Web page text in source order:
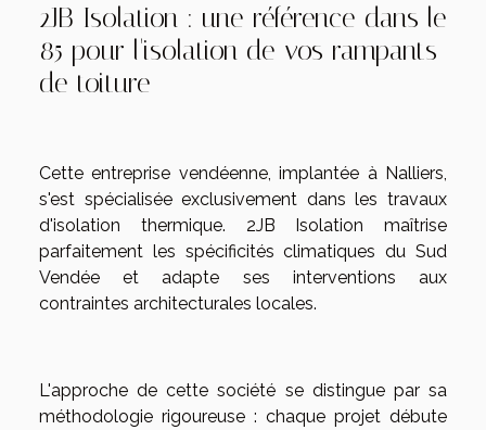
2JB Isolation : une référence dans le
85 pour l'isolation de vos rampants
de toiture
Cette entreprise vendéenne, implantée à Nalliers,
s'est spécialisée exclusivement dans les travaux
d'isolation thermique. 2JB Isolation maîtrise
parfaitement les spécificités climatiques du Sud
Vendée et adapte ses interventions aux
contraintes architecturales locales.
L'approche de cette société se distingue par sa
méthodologie rigoureuse : chaque projet débute